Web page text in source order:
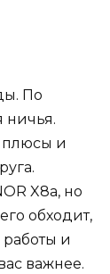
По
ничья.
плюсы и
X8a, но
обходит,
и
важнее.